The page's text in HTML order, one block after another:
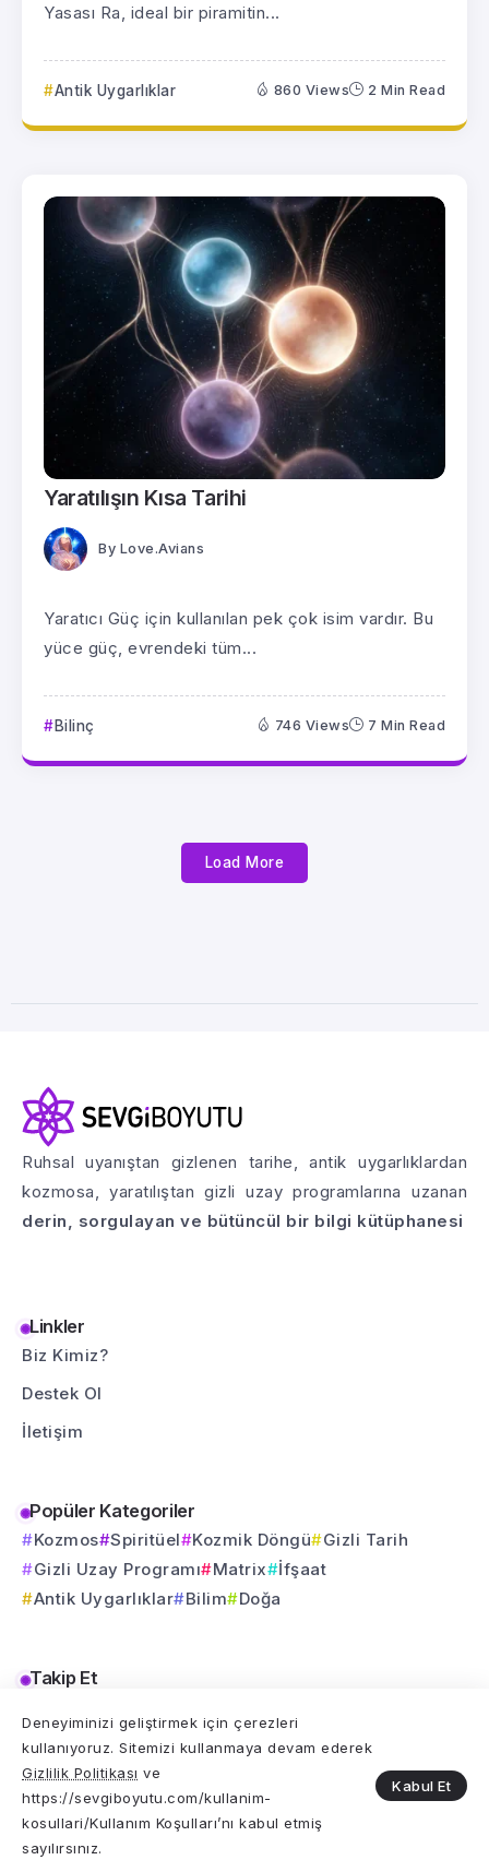
Yasası Ra, ideal bir piramitin...
Antik Uygarlıklar 860 Views 2 Min Read
Yaratılışın Kısa Tarihi
By Love.Avians
Yaratıcı Güç için kullanılan pek çok isim vardır. Bu
yüce güç, evrendeki tüm...
Bilinç 746 Views 7 Min Read
Load More
Ruhsal uyanıştan gizlenen tarihe, antik uygarlıklardan
kozmosa, yaratılıştan gizli uzay programlarına uzanan
derin, sorgulayan ve bütüncül bir bilgi kütüphanesi
Linkler
Biz Kimiz?
Destek Ol
İletişim
Popüler Kategoriler
Kozmos Spiritüel Kozmik Döngü
Gizli Tarih
Gizli Uzay Programı
Matrix
İfşaat
Antik Uygarlıklar
Bilim Doğa
Takip Et
© 2025 Sevgi Boyutu Tüm Hakları Saklıdır
Deneyiminizi geliştirmek için çerezleri
kullanıyoruz. Sitemizi kullanmaya devam ederek
Gizlilik Politikası ve
https://sevgiboyutu.com/kullanim-
kosullari/Kullanım Koşulları’nı kabul etmiş
sayılırsınız.
Kabul Et